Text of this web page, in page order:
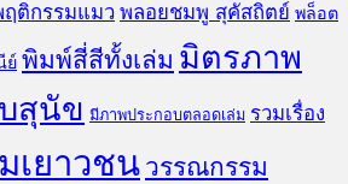
ฤติกรรมแมว พลอยชมพู สุคัสถิตย์ พล็อต
ย์ พิมพ์สี่สีทั้งเล่ม มิตรภาพ
สุนัข มีภาพประกอบตลอดเล่ม รวมเรื่อง
เยาวชน วรรณกรรม